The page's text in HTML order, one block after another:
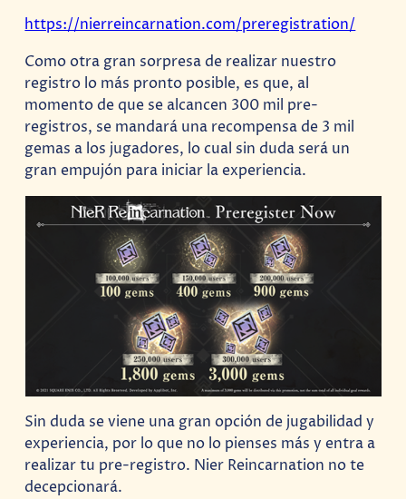
https://nierreincarnation.com/preregistration/
Como otra gran sorpresa de realizar nuestro
registro lo más pronto posible, es que, al
momento de que se alcancen 300 mil pre-
registros, se mandará una recompensa de 3 mil
gemas a los jugadores, lo cual sin duda será un
gran empujón para iniciar la experiencia.
Sin duda se viene una gran opción de jugabilidad y
experiencia, por lo que no lo pienses más y entra a
realizar tu pre-registro. Nier Reincarnation no te
decepcionará.